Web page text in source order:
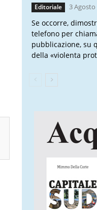
Editoriale 3 Agosto
Se occorre,
telefono per
pubblicazione, su
della «violenta